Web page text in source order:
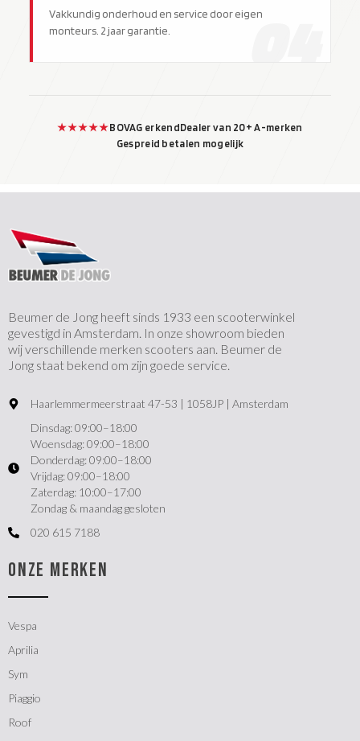
Vakkundig onderhoud en service door eigen
monteurs. 2 jaar garantie.
04
★★★★★BOVAG erkendDealer van 20+ A-merken
Gespreid betalen mogelijk
Beumer de Jong heeft sinds 1933 een scooterwinkel
gevestigd in Amsterdam. In onze showroom bieden
wij verschillende merken scooters aan. Beumer de
Jong staat bekend om zijn goede service.
Haarlemmermeerstraat 47-53 | 1058JP | Amsterdam
Dinsdag: 09:00–18:00
Woensdag: 09:00–18:00
Donderdag: 09:00–18:00
Vrijdag: 09:00–18:00
Zaterdag: 10:00–17:00
Zondag & maandag gesloten
020 615 7188
ONZE MERKEN
Vespa
Aprilia
Sym
Piaggio
Roof